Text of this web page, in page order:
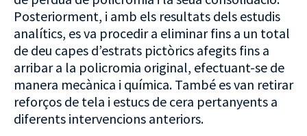
Posteriorment, i amb els resultats dels estudis
analítics, es va procedir a eliminar fins a un total
de deu capes d’estrats pictòrics afegits fins a
arribar a la policromia original, efectuant-se de
manera mecànica i química. També es van retirar
reforços de tela i estucs de cera pertanyents a
diferents intervencions anteriors.